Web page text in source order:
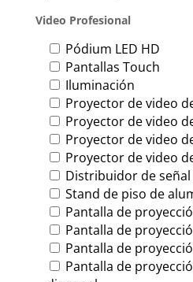
Video Profesional
Pódium LED HD
Pantallas Touch
Iluminación
Proyector de video
Proyector de video
Proyector de video
Proyector de video
Distribuidor de
Stand de piso de
Pantalla de
Pantalla de
Pantalla de
Pantalla de